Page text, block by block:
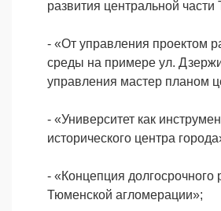
развития центральной
- «От управления проектом
среды на примере ул.
управления мастер планом
- «Университет как
исторического центра
- «Концепция долгосрочного
Тюменской агломерации»;